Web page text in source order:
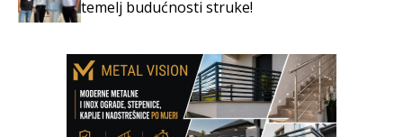
temelj budućnosti struke!